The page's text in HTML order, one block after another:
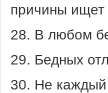
причины ищет
28. В любом
29. Бедных
30. Не каждый